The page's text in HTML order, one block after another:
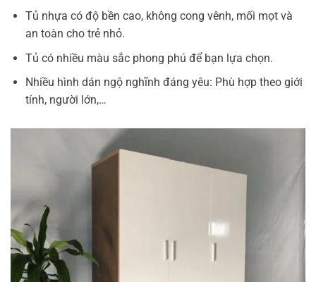
Tủ nhựa có độ bền cao, không cong vênh, mối mọt và
an toàn cho trẻ nhỏ.
Tủ có nhiều màu sắc phong phú để bạn lựa chọn.
Nhiều hình dán ngộ nghĩnh đáng yêu: Phù hợp theo giới
tính, người lớn,…